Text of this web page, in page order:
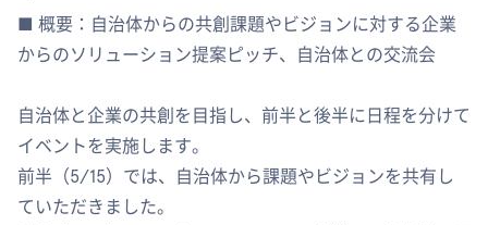
■ 概要：自治体からの共創課題やビジョンに対する企業
からのソリューション提案ピッチ、自治体との交流会
自治体と企業の共創を目指し、前半と後半に日程を分けて
イベントを実施します。
前半（5/15）では、自治体から課題やビジョンを共有し
ていただきました。